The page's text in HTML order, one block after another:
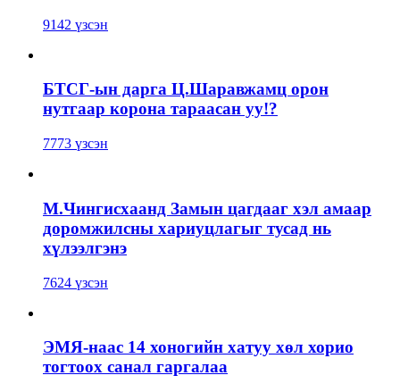
9142 үзсэн
БТСГ-ын дарга Ц.Шаравжамц орон
нутгаар корона тараасан уу!?
7773 үзсэн
М.Чингисхаанд Замын цагдааг хэл амаар
доромжилсны хариуцлагыг тусад нь
хүлээлгэнэ
7624 үзсэн
ЭМЯ-наас 14 хоногийн хатуу хөл хорио
тогтоох санал гаргалаа